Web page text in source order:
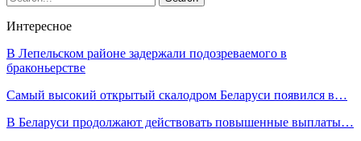
Интересное
В Лепельском районе задержали подозреваемого в
браконьерстве
Самый высокий открытый скалодром Беларуси появился в…
В Беларуси продолжают действовать повышенные выплаты…